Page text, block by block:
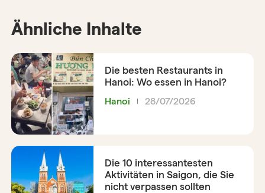
Ähnliche Inhalte
Die besten Restaurants in
Hanoi: Wo essen in Hanoi?
Hanoi 28/07/2026
Die 10 interessantesten
Aktivitäten in Saigon, die Sie
nicht verpassen sollten